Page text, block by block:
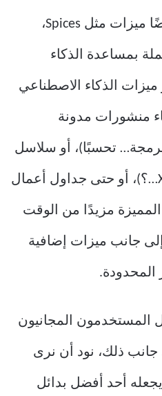
يقدم الإصدار المجاني أيضًا ميزات مثل Spices،
بمساعدة الذكاء
الذكاء الاصطناعي
منشورات مدونة
تحسبًا)، أو سلاسل
رسائل Twitter (سلاسل X…؟)، أو حتى جداول أعمال
مزيدًا من الوقت
جانب ميزات إضافية
المحدودة.
المستخدمون المجانيون
ذلك، نود أن نرى
أحد أفضل بدائل